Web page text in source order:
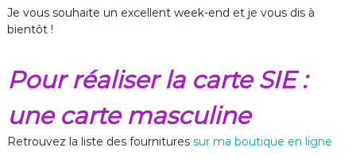
Je vous souhaite un excellent week-end et je vous dis à
bientôt !
Pour réaliser la carte SIE :
une carte masculine
Retrouvez la liste des fournitures sur ma boutique en ligne